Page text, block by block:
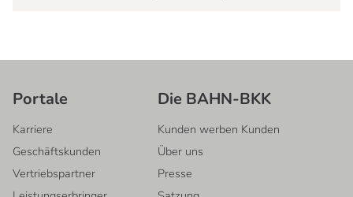
Portale
Karriere
Geschäftskunden
Vertriebspartner
Die BAHN-BKK
Kunden werben Kunden
Über uns
Presse